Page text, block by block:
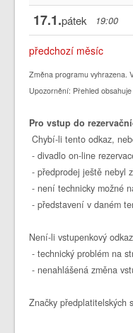
17.1.pátek 19:00
předchozí měsíc
Změna programu vyhrazena.
Upozornění: Přehled
Pro vstup do
Chybí-li tento odkaz,
- divadlo on-line
- předprodej ještě nebyl
- není technicky možné
- představení v daném
Není-li vstupenkový
- technický problém na
- nenahlášená změna
Značky předplatitelských